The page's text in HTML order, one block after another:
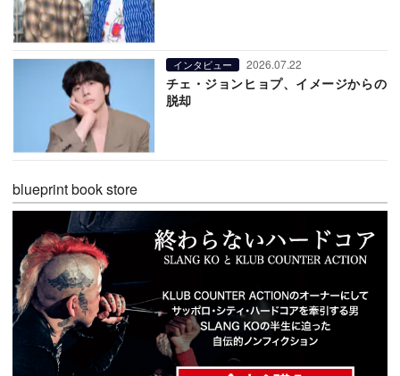
インタビュー 2026.07.22
チェ・ジョンヒョプ、イメージからの
脱却
blueprint book store